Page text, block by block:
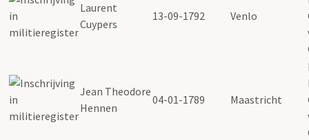
Laurent
Cuypers
13-09-1792 Venlo
Jean Theodore
Hennen
04-01-1789 Maastricht